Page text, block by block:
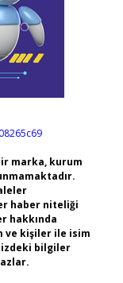
marka, kurum
haber niteliği
hakkında
ve kişiler ile isim
bilgiler